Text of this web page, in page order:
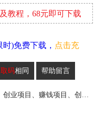
教程，68元即可下载
时)免费下载， 点击充
码相同 帮助留言
玩锤子创业网是一个提供2024赚钱项目、创业项目、赚钱项目、创业赚钱教程、引流教程的创业网,欢迎来玩锤子创业网！